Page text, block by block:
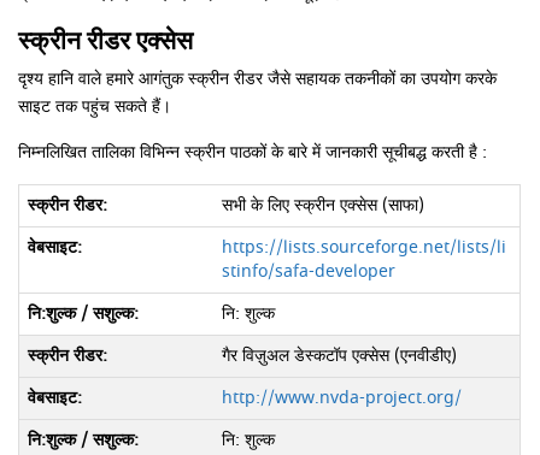
स्क्रीन रीडर एक्सेस
दृश्य हानि वाले हमारे आगंतुक स्क्रीन रीडर जैसे सहायक तकनीकों का उपयोग करके
साइट तक पहुंच सकते हैं।
निम्नलिखित तालिका विभिन्न स्क्रीन पाठकों के बारे में जानकारी सूचीबद्ध करती है :
सभी के लिए स्क्रीन एक्सेस (साफा)
https://lists.sourceforge.net/lists/li
stinfo/safa-developer
नि: शुल्क
गैर विज़ुअल डेस्कटॉप एक्सेस (एनवीडीए)
http://www.nvda-project.org/
नि: शुल्क